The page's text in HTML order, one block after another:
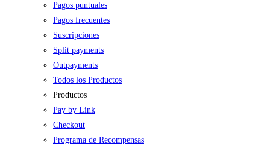
Pagos puntuales
Pagos frecuentes
Suscripciones
Split payments
Outpayments
Todos los Productos
Productos
Pay by Link
Checkout
Programa de Recompensas